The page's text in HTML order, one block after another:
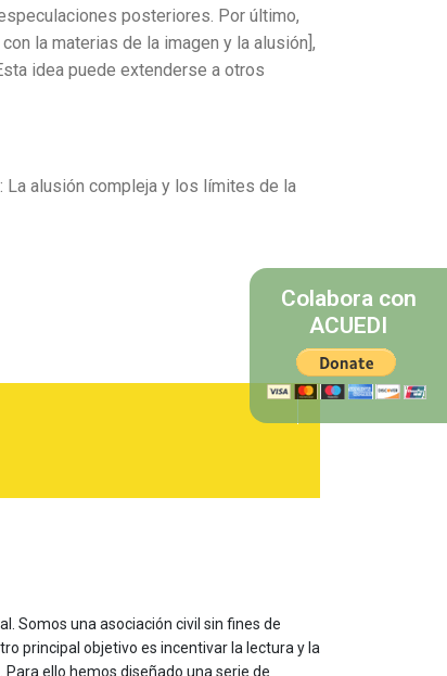
posteriores. Por último,
la materias de la imagen y la alusión],
idea puede extenderse a otros
La alusión compleja y los límites de la
Somos una asociación civil sin fines de
principal objetivo es incentivar la lectura y la
ello hemos diseñado una serie de
Colabora con
ACUEDI